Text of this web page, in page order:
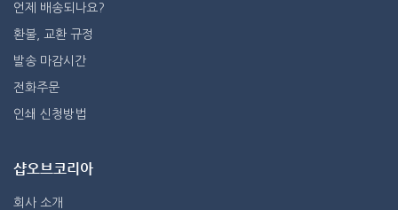
언제 배송되나요?
환불, 교환 규정
발송 마감시간
전화주문
인쇄 신청방법
샵오브코리아
회사 소개